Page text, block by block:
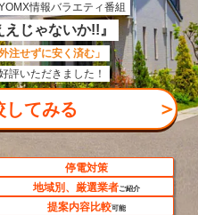
情報バラエティ番組
えじゃないか!!』
外注せずに安く済む」
評いただきました！
してみる ＞
停電対策
地域別、厳選業者ご紹介
提案内容比較可能